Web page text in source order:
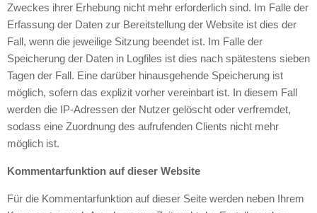
Zweckes ihrer Erhebung nicht mehr erforderlich sind. Im Falle der
Erfassung der Daten zur Bereitstellung der Website ist dies der
Fall, wenn die jeweilige Sitzung beendet ist. Im Falle der
Speicherung der Daten in Logfiles ist dies nach spätestens sieben
Tagen der Fall. Eine darüber hinausgehende Speicherung ist
möglich, sofern das explizit vorher vereinbart ist. In diesem Fall
werden die IP-Adressen der Nutzer gelöscht oder verfremdet,
sodass eine Zuordnung des aufrufenden Clients nicht mehr
möglich ist.
Kommentarfunktion auf dieser Website
Für die Kommentarfunktion auf dieser Seite werden neben Ihrem